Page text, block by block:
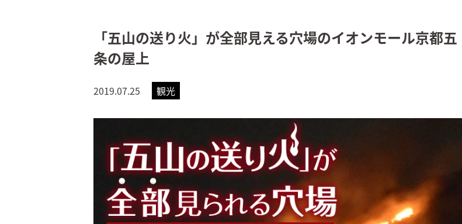
「五山の送り火」が全部見える穴場のイオンモール京都五
条の屋上
2019.07.25 観光